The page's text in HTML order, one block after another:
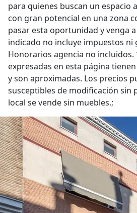
para quienes buscan un espacio
con gran potencial en una zona
pasar esta oportunidad y venga a
indicado no incluye impuestos ni
Honorarios agencia no
expresadas en esta página
y son aproximadas. Los precios
susceptibles de modificación sin
local se vende sin muebles.;